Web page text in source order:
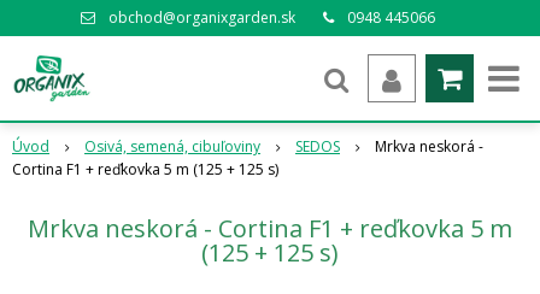
obchod@organixgarden.sk 0948 445066
Úvod Osivá, semená, cibuľoviny SEDOS
Mrkva neskorá -
Cortina F1 + reďkovka 5 m (125 + 125 s)
Mrkva neskorá - Cortina F1 + reďkovka 5 m
(125 + 125 s)